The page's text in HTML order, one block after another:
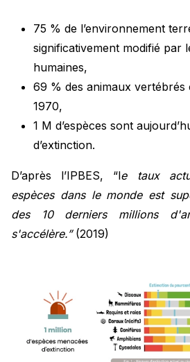
75 % de l’environnement
significativement modifié par
humaines,
69 % des animaux vertébrés
1970,
1 M d’espèces sont
d’extinction.
D’après l’IPBES, “le taux
espèces dans le monde est
des 10 derniers millions
s'accélère.”(2019)